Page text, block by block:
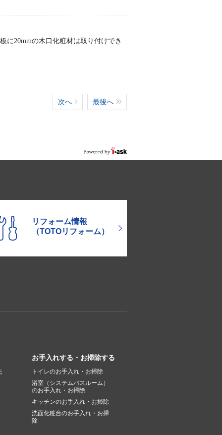
に20mmの木口化粧材は取り付けでき
次へ 最後へ
リフォーム情報
（TOTOリフォーム）
お手入れする・お掃除する
トイレのお手入れ・お掃除
浴室（システムバスルーム）
のお手入れ・お掃除
キッチンのお手入れ・お掃除
洗面化粧台のお手入れ・お掃
除